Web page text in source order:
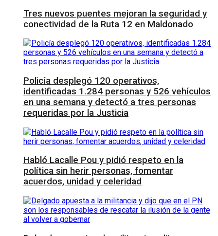
Tres nuevos puentes mejoran la seguridad y
conectividad de la Ruta 12 en Maldonado
Policía desplegó 120 operativos,
identificadas 1.284 personas y 526 vehículos
en una semana y detectó a tres personas
requeridas por la Justicia
Habló Lacalle Pou y pidió respeto en la
política sin herir personas, fomentar
acuerdos, unidad y celeridad